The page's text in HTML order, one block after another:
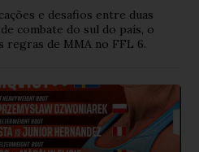
e desafios entre duas
combate do sul do país, o
regras de MMA no FFL 6.